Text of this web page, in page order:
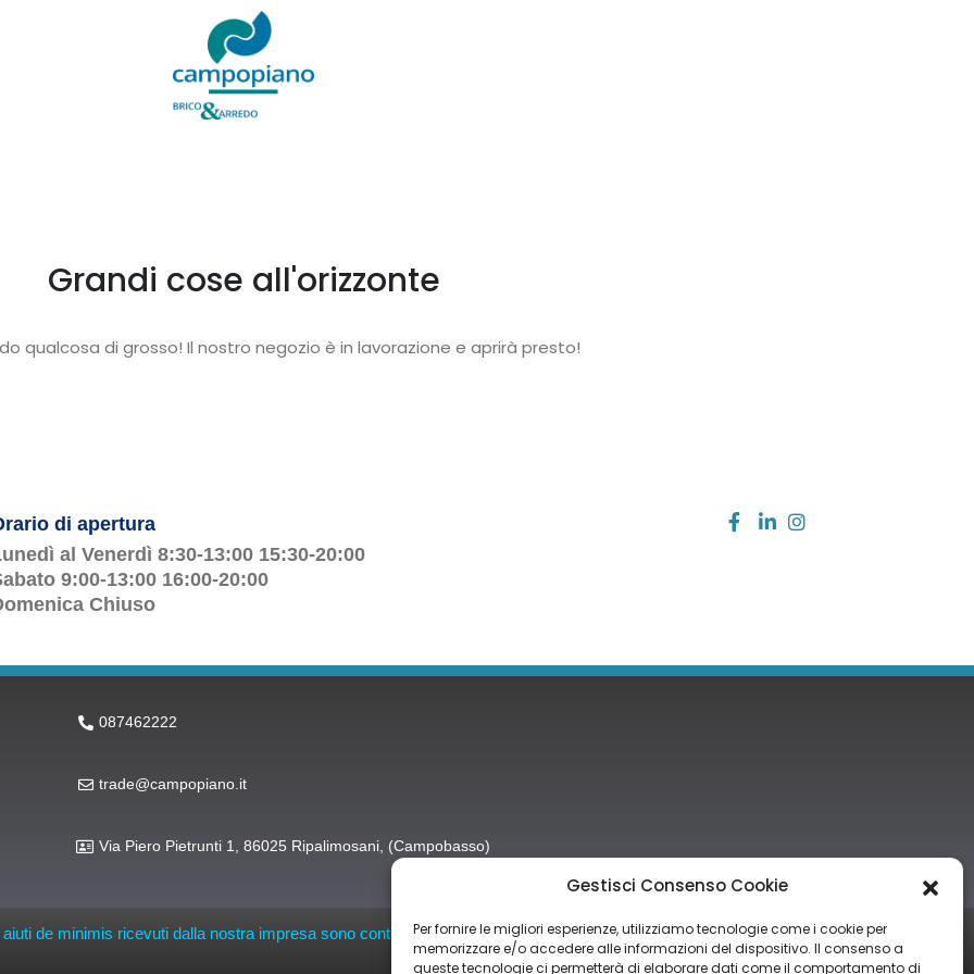
Gestisci Consenso Cookie
Per fornire le migliori esperienze, utilizziamo tecnologie come i cookie per
memorizzare e/o accedere alle informazioni del dispositivo. Il consenso a
queste tecnologie ci permetterà di elaborare dati come il comportamento di
Grandi cose all'orizzonte
qualcosa di grosso! Il nostro negozio è in lavorazione e aprirà presto!
di apertura
al Venerdì 8:30-13:00 15:30-20:00
9:00-13:00 16:00-20:00
Chiuso
087462222
trade@campopiano.it
Via Piero Pietrunti 1, 86025 Ripalimosani, (Campobasso)
de minimis ricevuti dalla nostra impresa sono contenuti nel Registro nazionale degli aiuti di Stato di cui all’art. 52 della L. 234/2012” e